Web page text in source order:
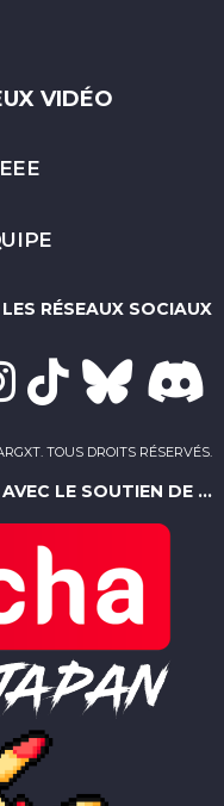
VIDÉO
RÉSEAUX SOCIAUX
TOUS DROITS RÉSERVÉS.
AVEC LE SOUTIEN DE ...